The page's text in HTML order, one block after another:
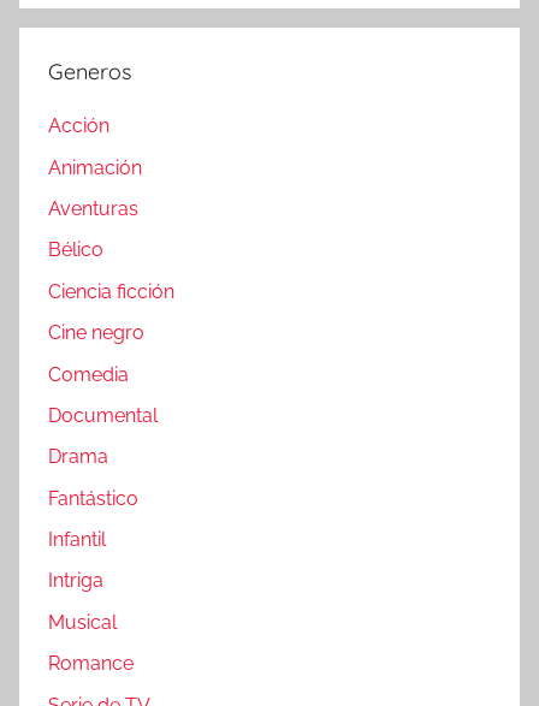
Generos
Acción
Animación
Aventuras
Bélico
Ciencia ficción
Cine negro
Comedia
Documental
Drama
Fantástico
Infantil
Intriga
Musical
Romance